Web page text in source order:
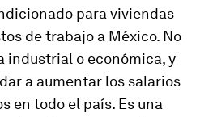
para viviendas
de trabajo a México. No
industrial o económica, y
a aumentar los salarios
en todo el país. Es una